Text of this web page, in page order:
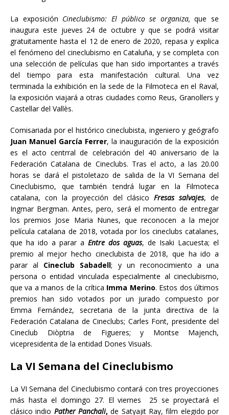
La exposición Cineclubismo: El público se organiza,que se
inaugura este jueves 24 de octubre y que se podrá visitar
gratuitamente hasta el 12 de enero de 2020, repasa y explica
el fenómeno del cineclubismo en Cataluña, y se completa con
una selección de películas que han sido importantes a través
del tiempo para esta manifestación cultural. Una vez
terminada la exhibición en la sede de la Filmoteca en el Raval,
la exposición viajará a otras ciudades como Reus, Granollers y
Castellar del Vallès.
Comisariada por el histórico cineclubista, ingeniero y geógrafo
Juan Manuel García Ferrer, la inauguración de la exposición
es el acto centrral de celebración del 40 aniversario de la
Federación Catalana de Cineclubs. Tras el acto, a las 20.00
horas se dará el pistoletazo de salida de la VI Semana del
Cineclubismo, que también tendrá lugar en la Filmoteca
catalana, con la proyección del clásicoFresas salvajes, de
Ingmar Bergman. Antes, pero, será el momento de entregar
los premios Jose Maria Nunes, que reconocen a la mejor
película catalana de 2018, votada por los cineclubs catalanes,
que ha ido a parar a Entre dos aguas, de Isaki Lacuesta; el
premio al mejor hecho cineclubista de 2018, que ha ido a
parar al Cineclub Sabadell; y un reconocimiento a una
persona o entidad vinculada especialmente al cineclubismo,
que va a manos de la crítica Imma Merino. Estos dos últimos
premios han sido votados por un jurado compuesto por
Emma Fernández, secretaria de la junta directiva de la
Federación Catalana de Cineclubs; Carles Font, presidente del
Cineclub Diòptria de Figueres; y Montse Majench,
vicepresidenta de la entidad Dones Visuals.
La VI Semana del Cineclubismo
La VI Semana del Cineclubismo contará con tres proyecciones
más hasta el domingo 27. El viernes
25 se proyectará el
clásico indio Pather Panchali, de Satyajit Ray, film elegido por